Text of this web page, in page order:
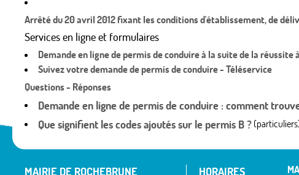
Arrêté du 20 avril 2012 fixant les conditions d'établissement, de
Services en ligne et formulaires
Demande en ligne de permis de conduire à la suite de la réussite
Suivez votre demande de permis de conduire - Téléservice
Questions - Réponses
Demande en ligne de permis de conduire : comment
Que signifient les codes ajoutés sur le permis B ?
MAIRIE DE ROCHEBRUNE HORAIRES